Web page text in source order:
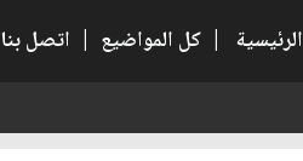
الرئيسية | كل المواضيع | اتصل بنا